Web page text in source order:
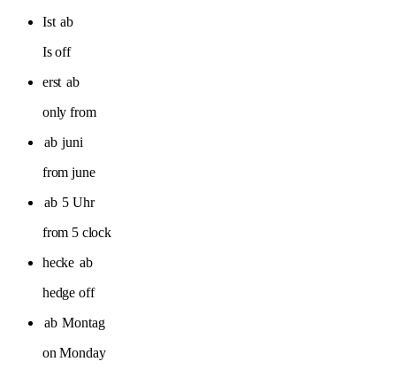
Ist ab
Is off
erst ab
only from
ab juni
from june
ab 5 Uhr
from 5 clock
hecke ab
hedge off
ab Montag
on Monday